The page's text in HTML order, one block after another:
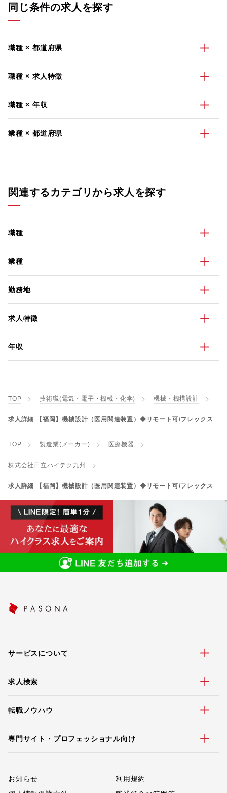
同じ条件の求人を探す
職種 × 都道府県
職種 × 求人特徴
職種 × 年収
業種 × 都道府県
関連するカテゴリから求人を探す
職種
業種
勤務地
求人特徴
年収
TOP 技術職(電気・電子・機械・化学) 機械・機構設計
求人詳細 【福岡】機械設計（医用関連装置）◆リモート可/フレックス
TOP 製造業(メーカー) 医療機器
株式会社日立ハイテク九州
求人詳細 【福岡】機械設計（医用関連装置）◆リモート可/フレックス
サービスについて
求人検索
転職ノウハウ
専門サイト・プロフェッショナル向け
お知らせ
利用規約